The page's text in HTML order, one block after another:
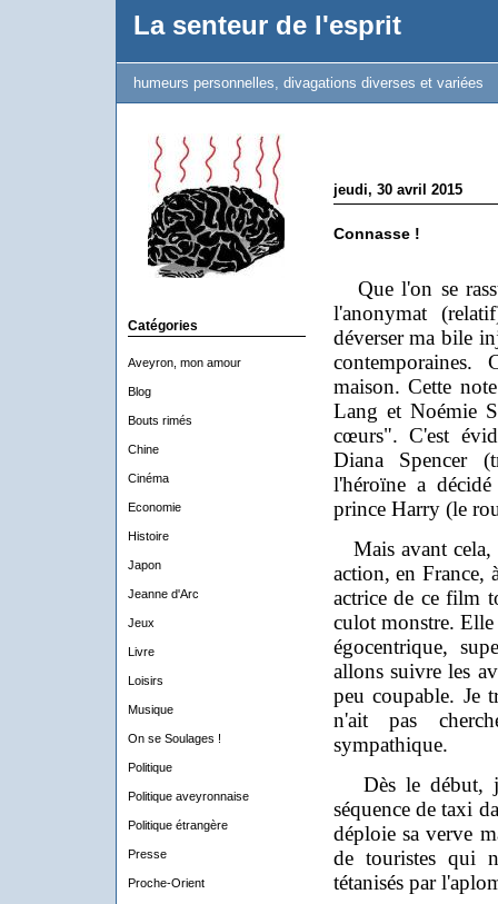
La senteur de l'esprit
humeurs personnelles, divagations diverses et variées
Catégories
Aveyron, mon amour
Blog
Bouts rimés
Chine
Cinéma
Economie
Histoire
Japon
Jeanne d'Arc
Jeux
Livre
Loisirs
Musique
On se Soulages !
Politique
Politique aveyronnaise
Politique étrangère
Presse
Proche-Orient
jeudi, 30 avril 2015
Connasse !
Que l'on se
l'anonymat
déverser ma bile
maison. Cette
Lang et Noémie
cœurs". C'est
Diana Spencer
l'héroïne a
prince Harry (le
Mais avant cela,
action, en France,
actrice de ce film
culot monstre. Elle
égocentrique,
allons suivre les
peu coupable. Je
n'ait pas
sympathique.
Dès le début,
séquence de taxi
déploie sa verve
de touristes qui
tétanisés par